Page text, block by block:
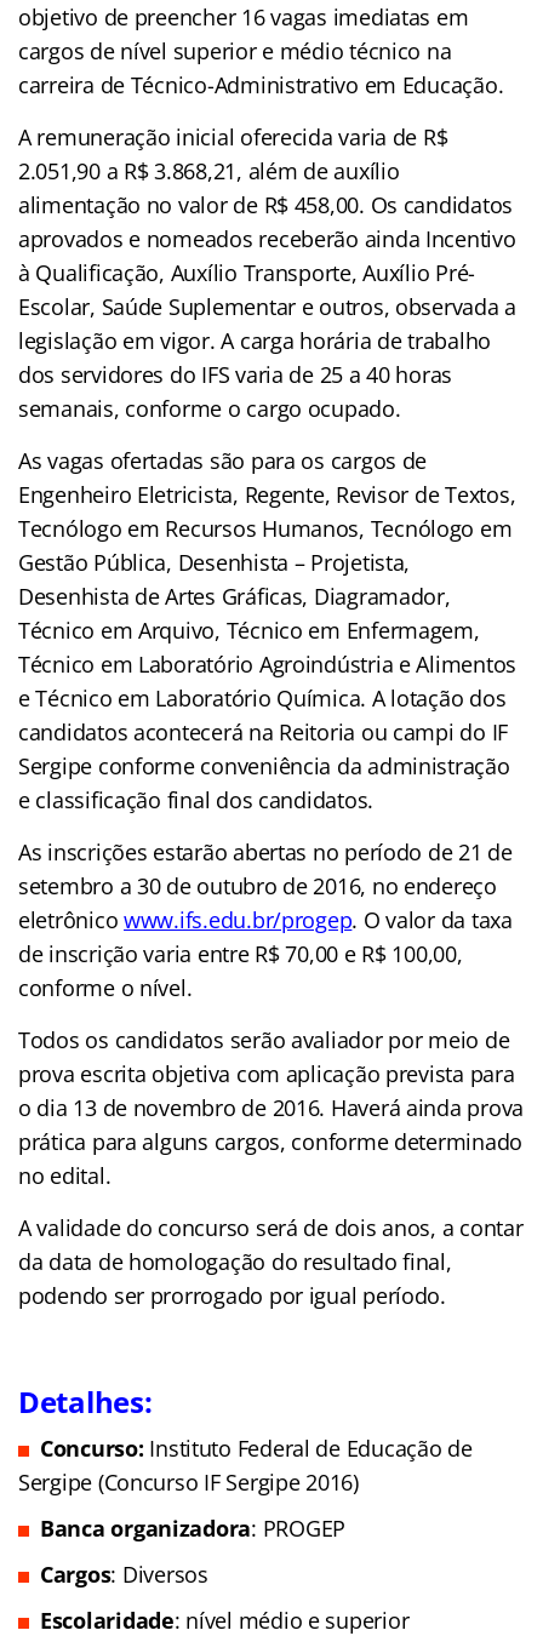
objetivo de preencher 16 vagas imediatas em
cargos de nível superior e médio técnico na
carreira de Técnico-Administrativo em Educação.
A remuneração inicial oferecida varia de R$
2.051,90 a R$ 3.868,21, além de auxílio
alimentação no valor de R$ 458,00. Os candidatos
aprovados e nomeados receberão ainda Incentivo
à Qualificação, Auxílio Transporte, Auxílio Pré-
Escolar, Saúde Suplementar e outros, observada a
legislação em vigor. A carga horária de trabalho
dos servidores do IFS varia de 25 a 40 horas
semanais, conforme o cargo ocupado.
As vagas ofertadas são para os cargos de
Engenheiro Eletricista, Regente, Revisor de Textos,
Tecnólogo em Recursos Humanos, Tecnólogo em
Gestão Pública, Desenhista – Projetista,
Desenhista de Artes Gráficas, Diagramador,
Técnico em Arquivo, Técnico em Enfermagem,
Técnico em Laboratório Agroindústria e Alimentos
e Técnico em Laboratório Química. A lotação dos
candidatos acontecerá na Reitoria ou campi do IF
Sergipe conforme conveniência da administração
e classificação final dos candidatos.
As inscrições estarão abertas no período de 21 de
setembro a 30 de outubro de 2016, no endereço
eletrônicowww.ifs.edu.br/progep. O valor da taxa
de inscrição varia entre R$ 70,00 e R$ 100,00,
conforme o nível.
Todos os candidatos serão avaliador por meio de
prova escrita objetiva com aplicação prevista para
o dia 13 de novembro de 2016. Haverá ainda prova
prática para alguns cargos, conforme determinado
no edital.
A validade do concurso será de dois anos, a contar
da data de homologação do resultado final,
podendo ser prorrogado por igual período.
Detalhes:
Concurso: Instituto Federal de Educação de
Sergipe (Concurso IF Sergipe 2016)
Banca organizadora: PROGEP
Cargos: Diversos
Escolaridade: nível médio e superior